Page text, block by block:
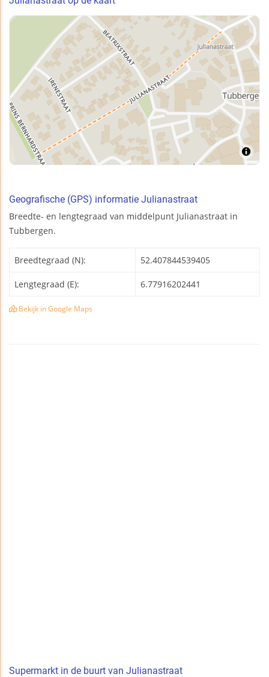
Geografische (GPS) informatie Julianastraat
Breedte- en lengtegraad van middelpunt Julianastraat in
Tubbergen.
Breedtegraad (N): 52.407844539405
Lengtegraad (E): 6.77916202441
Bekijk in Google Maps
Supermarkt in de buurt van Julianastraat